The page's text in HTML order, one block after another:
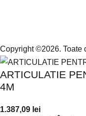
Copyright ©2026. Toate
ARTICULATIE
4M
1.387,09 lei